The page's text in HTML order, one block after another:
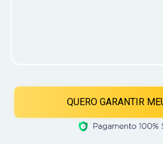
QUERO GARANTIR